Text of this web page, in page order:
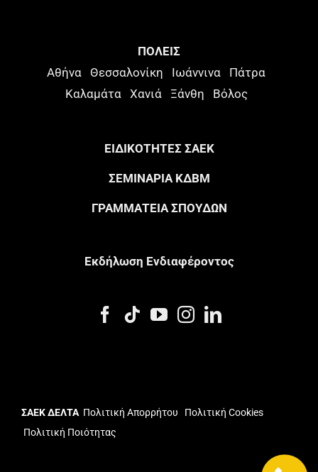
ΠΟΛΕΙΣ
Αθήνα Θεσσαλονίκη Ιωάννινα
Πάτρα
Καλαμάτα
Χανιά Ξάνθη Βόλος
ΕΙΔΙΚΟΤΗΤΕΣ ΣΑΕΚ
ΣΕΜΙΝΑΡΙΑ ΚΔΒΜ
ΓΡΑΜΜΑΤΕΙΑ ΣΠΟΥΔΩΝ
Eκδήλωση Eνδιαφέροντος
ΣΑΕΚ ΔΕΛΤΑ Πολιτική Απορρήτου
Πολιτική Cookies
Πολιτική Ποιότητας